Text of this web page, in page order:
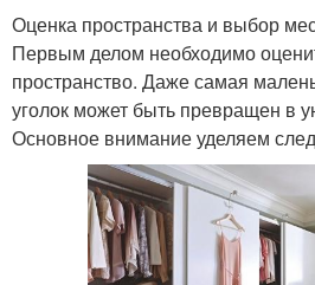
Оценка пространства и выбор
Первым делом необходимо
пространство. Даже самая
уголок может быть превращен в
Основное внимание уделяем